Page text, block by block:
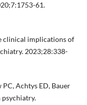
61.
clinical implications of
2023;28:338-
PC, Achtys ED, Bauer